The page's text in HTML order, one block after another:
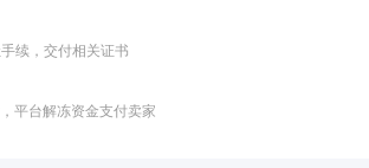
续，交付相关证书
平台解冻资金支付卖家